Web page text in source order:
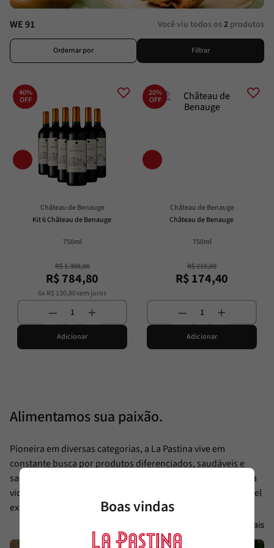
WE 91 Você viu todos os2 produtos
Ordernar por Filtrar
40%
OFF
Château de Benauge
Kit 6 Château de Benauge
750ml
R$1.308,00
R$784,80
6x R$ 130,80sem juros
Adicionar
20%
OFF
Château de Benauge
Château de Benauge
750ml
R$218,00
R$174,40
Adicionar
Alimentamos sua paixão.
Pioneira em diversas categorias, a La Pastina vive em
constante busca por produtos diferenciados, saudáveis e
saborosos, oferecendo ao cliente sofisticação e facilitando a
vida daqueles que buscam trazer ao seu dia a dia uma incrível
experiência gourmet à mesa.
Ver Mais
Boas vindas
8º Alcachofra
9º
10ºTrufa